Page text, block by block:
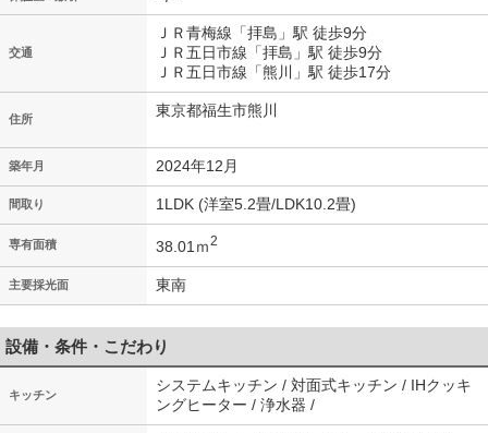
交通
ＪＲ青梅線「拝島」駅 徒歩9分
ＪＲ五日市線「拝島」駅 徒歩9分
ＪＲ五日市線「熊川」駅 徒歩17分
住所 東京都福生市熊川
築年月 2024年12月
間取り 1LDK (洋室5.2畳/LDK10.2畳)
専有面積 38.01ｍ2
主要採光面 東南
設備・条件・こだわり
キッチン
システムキッチン / 対面式キッチン / IHクッキ
ングヒーター / 浄水器 /